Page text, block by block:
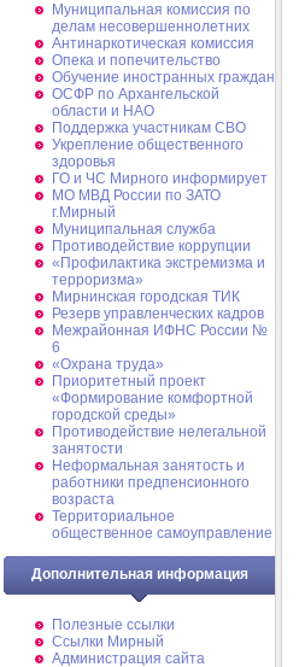
Муниципальная комиссия по
делам несовершеннолетних
Антинаркотическая комиссия
Опека и попечительство
Обучение иностранных граждан
ОСФР по Архангельской
области и НАО
Поддержка участникам СВО
Укрепление общественного
здоровья
ГО и ЧС Мирного информирует
МО МВД России по ЗАТО
г.Мирный
Муниципальная cлужба
Противодействие коррупции
«Профилактика экстремизма и
терроризма»
Мирнинская городская ТИК
Резерв управленческих кадров
Межрайонная ИФНС России №
6
«Охрана труда»
Приоритетный проект
«Формирование комфортной
городской среды»
Противодействие нелегальной
занятости
Неформальная занятость и
работники предпенсионного
возраста
Территориальное
общественное самоуправление
Дополнительная информация
Полезные ссылки
Ссылки Мирный
Администрация сайта